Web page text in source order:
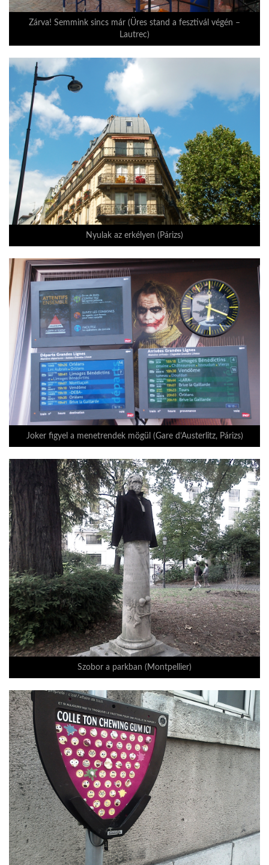
Zárva! Semmink sincs már (Üres stand a fesztivál végén –
Lautrec)
Nyulak az erkélyen (Párizs)
Joker figyel a menetrendek mögül (Gare d’Austerlitz, Párizs)
Szobor a parkban (Montpellier)